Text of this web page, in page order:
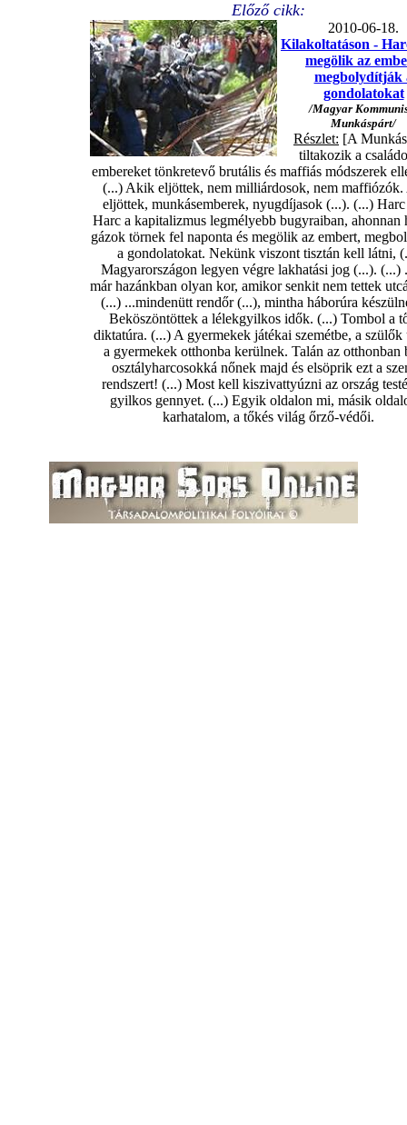
Előző cikk:
2010-06-18.
Kilakoltatáson -
megölik az
megbolydítják
gondolatokat
/Magyar
Munkáspárt/
Részlet: [A
tiltakozik a
embereket tönkretevő brutális és maffiás módszerek
(...) Akik eljöttek, nem milliárdosok, nem
eljöttek, munkásemberek, nyugdíjasok (...). (...)
Harc a kapitalizmus legmélyebb bugyraiban, ahonnan
gázok törnek fel naponta és megölik az embert,
a gondolatokat. Nekünk viszont tisztán kell látni,
Magyarországon legyen végre lakhatási jog (...). (...)
már hazánkban olyan kor, amikor senkit nem tettek
(...) ...mindenütt rendőr (...), mintha háborúra
Beköszöntöttek a lélekgyilkos idők. (...) Tombol a
diktatúra. (...) A gyermekek játékai szemétbe, a szülők
a gyermekek otthonba kerülnek. Talán az otthonban
osztályharcosokká nőnek majd és elsöprik ezt a
rendszert! (...) Most kell kiszivattyúzni az ország
gyilkos gennyet. (...) Egyik oldalon mi, másik
karhatalom, a tőkés világ őrző-védői.